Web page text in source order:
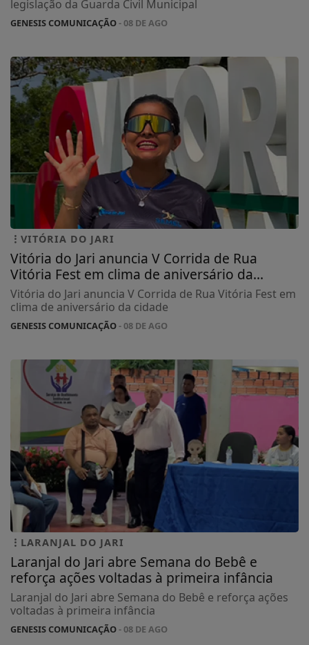
legislação da Guarda Civil Municipal
GENESIS COMUNICAÇÃO- 08 DE AGO
VITÓRIA DO JARI
Vitória do Jari anuncia V Corrida de Rua
Vitória Fest em clima de aniversário da...
Vitória do Jari anuncia V Corrida de Rua Vitória Fest em
clima de aniversário da cidade
GENESIS COMUNICAÇÃO- 08 DE AGO
LARANJAL DO JARI
Laranjal do Jari abre Semana do Bebê e
reforça ações voltadas à primeira infância
Laranjal do Jari abre Semana do Bebê e reforça ações
voltadas à primeira infância
GENESIS COMUNICAÇÃO- 08 DE AGO